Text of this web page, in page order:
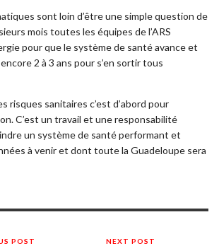
sont loin d’être une simple question de
mois toutes les équipes de l’ARS
pour que le système de santé avance et
2 à 3 ans pour s’en sortir tous
risques sanitaires c’est d’abord pour
C’est un travail et une responsabilité
un système de santé performant et
à venir et dont toute la Guadeloupe sera
POST NEXT POST